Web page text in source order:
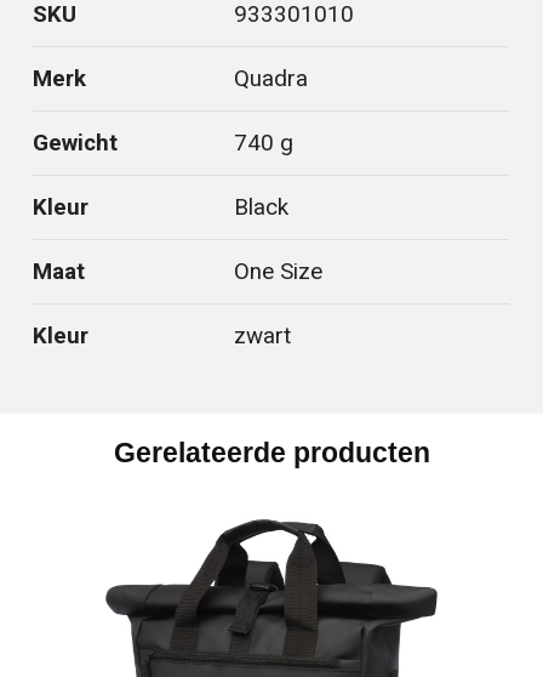
SKU 933301010
Merk Quadra
Gewicht 740 g
Kleur Black
Maat One Size
Kleur zwart
Gerelateerde producten